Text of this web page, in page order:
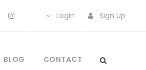
Login Sign Up
BLOG CONTACT